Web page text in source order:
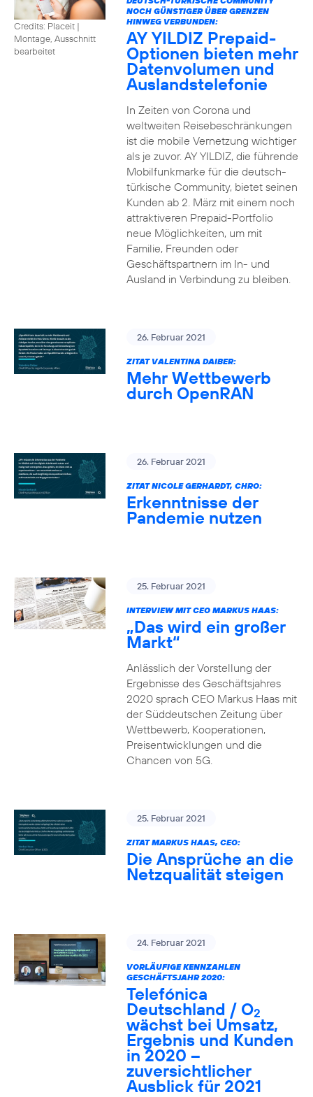
Credits: Placeit |
Montage, Ausschnitt
bearbeitet
NOCH GÜNSTIGER ÜBER GRENZEN
HINWEG VERBUNDEN:
AY YILDIZ Prepaid-
Optionen bieten mehr
Datenvolumen und
Auslandstelefonie
In Zeiten von Corona und
weltweiten Reisebeschränkungen
ist die mobile Vernetzung wichtiger
als je zuvor. AY YILDIZ, die führende
Mobilfunkmarke für die deutsch-
türkische Community, bietet seinen
Kunden ab 2. März mit einem noch
attraktiveren Prepaid-Portfolio
neue Möglichkeiten, um mit
Familie, Freunden oder
Geschäftspartnern im In- und
Ausland in Verbindung zu bleiben.
26. Februar 2021
ZITAT VALENTINA DAIBER:
Mehr Wettbewerb
durch OpenRAN
26. Februar 2021
ZITAT NICOLE GERHARDT, CHRO:
Erkenntnisse der
Pandemie nutzen
25. Februar 2021
INTERVIEW MIT CEO MARKUS HAAS:
„Das wird ein großer
Markt“
Anlässlich der Vorstellung der
Ergebnisse des Geschäftsjahres
2020 sprach CEO Markus Haas mit
der Süddeutschen Zeitung über
Wettbewerb, Kooperationen,
Preisentwicklungen und die
Chancen von 5G.
25. Februar 2021
ZITAT MARKUS HAAS, CEO:
Die Ansprüche an die
Netzqualität steigen
24. Februar 2021
VORLÄUFIGE KENNZAHLEN
GESCHÄFTSJAHR 2020:
Telefónica
Deutschland / O2
wächst bei Umsatz,
Ergebnis und Kunden
in 2020 –
zuversichtlicher
Ausblick für 2021